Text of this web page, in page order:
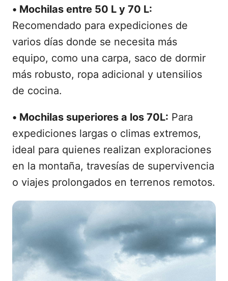
• Mochilas entre 50 L y 70 L:
Recomendado para expediciones de
varios días donde se necesita más
equipo, como una carpa, saco de dormir
más robusto, ropa adicional y utensilios
de cocina.
• Mochilas superiores a los 70L: Para
expediciones largas o climas extremos,
ideal para quienes realizan exploraciones
en la montaña, travesías de supervivencia
o viajes prolongados en terrenos remotos.